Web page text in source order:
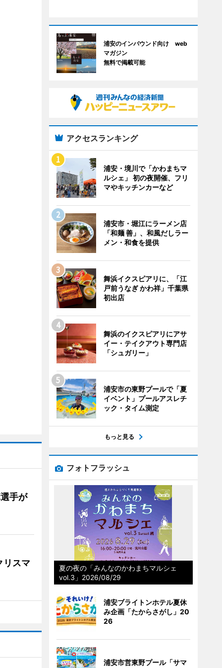
手が
リスマ
浦安のインバウンド向け web
マガジン
無料で掲載可能
アクセスランキング
浦安・境川で「かわまちマ
ルシェ」 初の夜開催、フリ
マやキッチンカーなど
浦安市・堀江にラーメン店
「和麺 善」、和風だしラー
メン・和食を提供
舞浜イクスピアリに、「江
戸前うなぎ かわ祥」千葉県
初出店
舞浜のイクスピアリにアサ
イー・テイクアウト専門店
「シュガリー」
浦安市の東野プールで「夏
イベント」プールアスレチ
ック・タイム測定
もっと見る
フォトフラッシュ
夏の夜の「みんなのかわまちマルシェ
vol.3」2026/08/29
浦安ブライトンホテル夏休
み企画「たからさがし」20
26
浦安市営東野プール「サマ